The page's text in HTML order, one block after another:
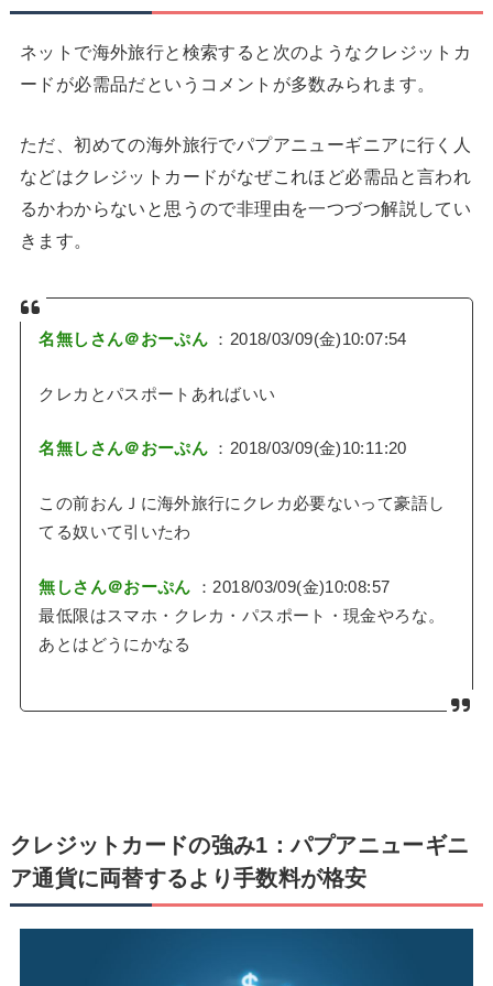
ネットで海外旅行と検索すると次のようなクレジットカ
ードが必需品だというコメントが多数みられます。
ただ、初めての海外旅行でパプアニューギニアに行く人
などはクレジットカードがなぜこれほど必需品と言われ
るかわからないと思うので非理由を一つづつ解説してい
きます。
名無しさん＠おーぷん ：2018/03/09(金)10:07:54
クレカとパスポートあればいい
名無しさん＠おーぷん ：2018/03/09(金)10:11:20
この前おんＪに海外旅行にクレカ必要ないって豪語し
てる奴いて引いたわ
無しさん＠おーぷん ：2018/03/09(金)10:08:57
最低限はスマホ・クレカ・パスポート・現金やろな。
あとはどうにかなる
クレジットカードの強み1：パプアニューギニ
ア通貨に両替するより手数料が格安